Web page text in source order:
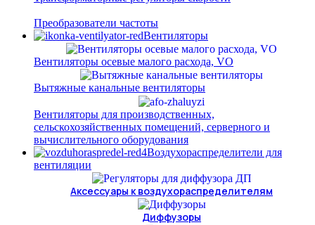
Преобразователи частоты
Вентиляторы
Вентиляторы осевые малого расхода, VO
Вытяжные канальные вентиляторы
Вентиляторы для производственных,
сельскохозяйственных помещений, серверного и
вычислительного оборудования
Воздухораспределители для
вентиляции
Аксессуары к воздухораспределителям
Диффузоры